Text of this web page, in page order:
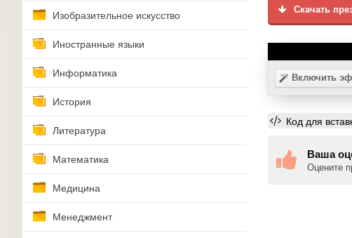
Изобразительное искусство
Иностранные языки
Информатика
История
Литература
Математика
Медицина
Менеджмент
Скачать
Включить
Код для
Ваша
Оцените